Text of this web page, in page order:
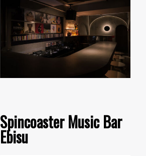
Spincoaster Music Bar
Ebisu